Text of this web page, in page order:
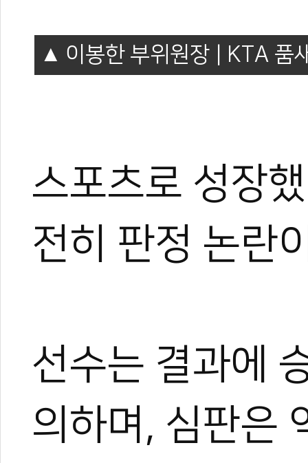
이봉한 부위원장 | KTA 품
스포츠로 성장
전히 판정 논란
선수는 결과에
의하며, 심판은